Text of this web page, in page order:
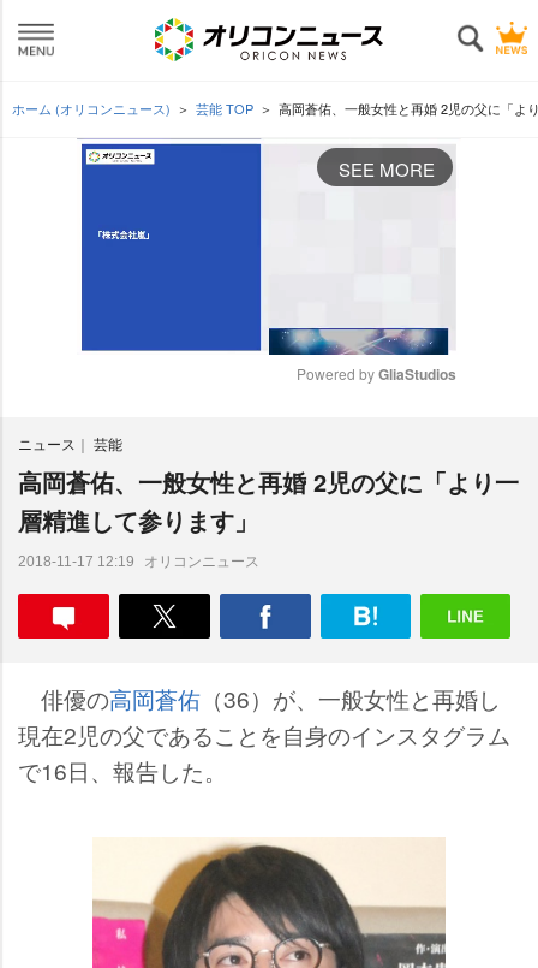
ホーム (オリコンニュース) 芸能 TOP 高岡蒼佑、一般女性と再婚 2児の父に「よ
SEE MORE
e
Powered by GliaStudios
ニュース 芸能
高岡蒼佑、一般女性と再婚 2児の父に「より一
層精進して参ります」
2018-11-17 12:19 オリコンニュース
俳優の高岡蒼佑 （36）が、一般女性と再婚し
現在2児の父であることを自身のインスタグラム
で16日、報告した。